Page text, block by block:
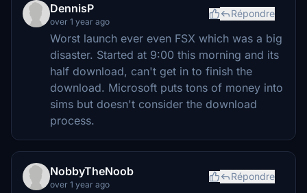
DennisP
over 1 year ago
Répondre
Worst launch ever even FSX which was a big
disaster. Started at 9:00 this morning and its
half download, can't get in to finish the
download. Microsoft puts tons of money into
sims but doesn't consider the download
process.
NobbyTheNoob
over 1 year ago
Répondre